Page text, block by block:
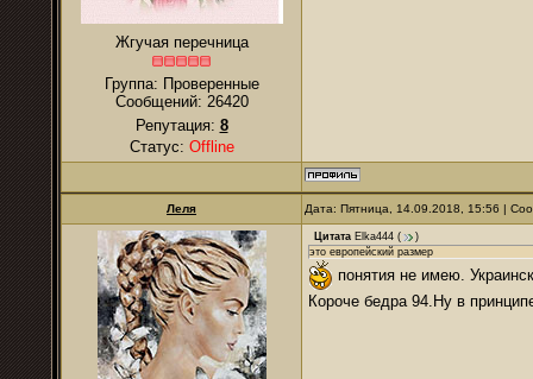
Жгучая перечница
Группа: Проверенные
Сообщений: 26420
Репутация: 8
Статус: Offline
Леля Дата: Пятница, 14.09.2018, 15:56 |
Цитата Elka444 (
)
это европейский размер
понятия не имею.
Короче бедра 94.Ну в